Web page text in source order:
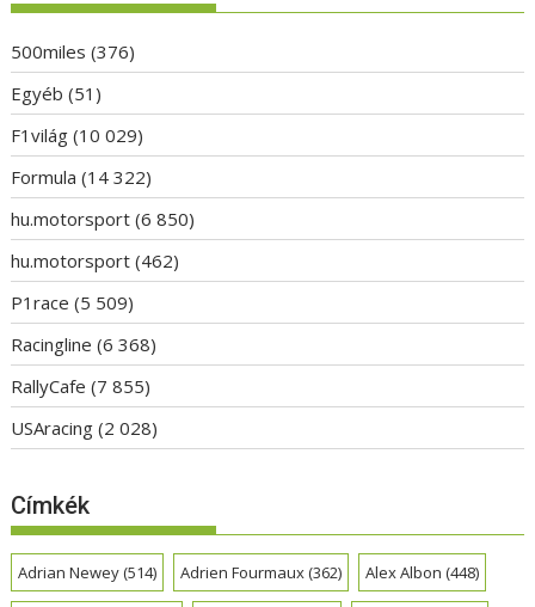
500miles (376)
Egyéb (51)
F1világ (10 029)
Formula (14 322)
hu.motorsport (6 850)
hu.motorsport (462)
P1race (5 509)
Racingline (6 368)
RallyCafe (7 855)
USAracing (2 028)
Címkék
Adrian Newey(514) Adrien Fourmaux(362) Alex Albon (448)